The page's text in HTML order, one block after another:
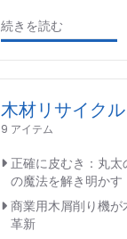
続きを読む
木材リサイクル
9 アイテム
正確に皮むき：丸
の魔法を解き明かす
商業用木屑削り機
革新